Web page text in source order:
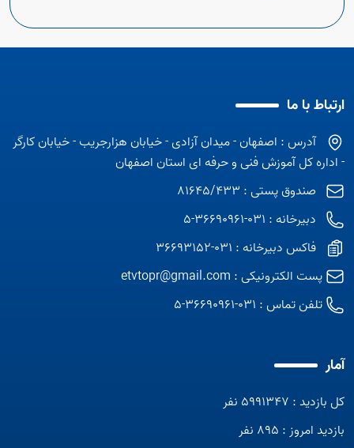
ارتباط با ما
آدرس : اصفهان - میدان آزادی - خیابان هزارجریب - خیابان کارگر
- اداره کل آموزش فنی و حرفه ای استان اصفهان
صندوق پستی : 81645/433
دبیرخانه : 031-36690961-5
فاکس دبیرخانه : 031-36693152
پست الکترونیکی : etvtopr@gmail.com
تلفن تماس : 031-36690961-5
آمار
کل بازدید : 5991347 نفر
بازدید امروز : 895 نفر